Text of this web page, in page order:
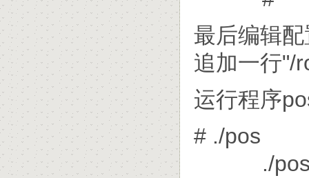
最后编辑
追加一行"/
运行程序
# ./pos
./pos: